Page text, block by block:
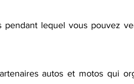
pendant lequel vous pouvez
autos et motos qui